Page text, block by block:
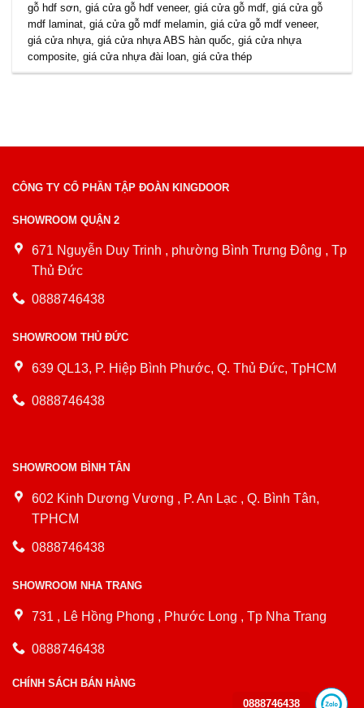
gỗ hdf sơn ,giá cửa gỗ hdf veneer,giá cửa gỗ mdf ,giá cửa gỗ
mdf laminat ,giá cửa gỗ mdf melamin ,giá cửa gỗ mdf veneer,
giá cửa nhựa ,giá cửa nhựa ABS hàn quốc ,giá cửa nhựa
composite ,giá cửa nhựa đài loan ,giá cửa thép
CÔNG TY CỔ PHẦN TẬP ĐOÀN KINGDOOR
SHOWROOM QUẬN 2
671 Nguyễn Duy Trinh , phường Bình Trưng Đông , Tp
Thủ Đức
0888746438
SHOWROOM THỦ ĐỨC
639 QL13, P. Hiệp Bình Phước, Q. Thủ Đức, TpHCM
0888746438
SHOWROOM BÌNH TÂN
602 Kinh Dương Vương , P. An Lạc , Q. Bình Tân,
TPHCM
0888746438
SHOWROOM NHA TRANG
731 , Lê Hồng Phong , Phước Long , Tp Nha Trang
0888746438
CHÍNH SÁCH BÁN HÀNG
0888746438